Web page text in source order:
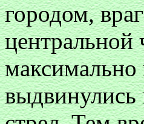
городом,
центральной
максимально
выдвинулись